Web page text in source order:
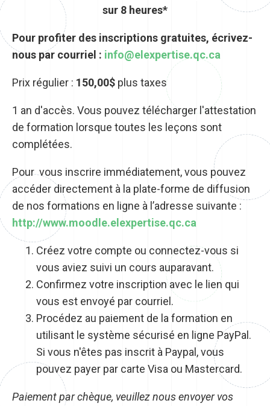
sur 8 heures*
Pour profiter des inscriptions gratuites, écrivez-
nous par courriel : info@elexpertise.qc.ca
Prix régulier : 150,00$ plus taxes
1 an d'accès. Vous pouvez télécharger l'attestation
de formation lorsque toutes les leçons sont
complétées.
Pour vous inscrire immédiatement, vous pouvez
accéder directement à la plate-forme de diffusion
de nos formations en ligne à l’adresse suivante :
http://www.moodle.elexpertise.qc.ca
Créez votre compte ou connectez-vous si
vous aviez suivi un cours auparavant.
Confirmez votre inscription avec le lien qui
vous est envoyé par courriel.
Procédez au paiement de la formation en
utilisant le système sécurisé en ligne PayPal.
Si vous n'êtes pas inscrit à Paypal, vous
pouvez payer par carte Visa ou Mastercard.
Paiement par chèque, veuillez nous envoyer vos